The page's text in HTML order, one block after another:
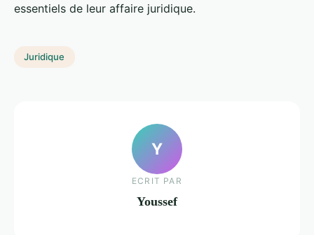
essentiels de leur affaire juridique.
Juridique
Y
ECRIT PAR
Youssef